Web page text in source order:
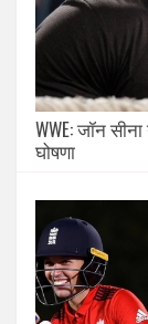
WWE: जॉन
घोषणा